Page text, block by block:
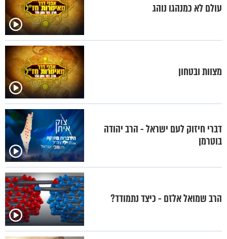
עולם לא כמנהגו נוהג
מצוות ובטחון
דברי חיזוק לעם ישראל - הרב יהודה
בוטרמן
הרב שמואל אלזם - כיצד נתמודד?